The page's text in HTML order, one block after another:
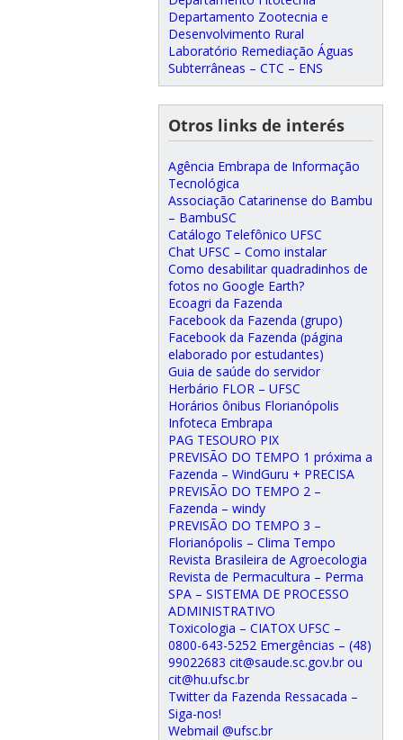
Departamento Zootecnia e
Desenvolvimento Rural
Laboratório Remediação Águas
Subterrâneas – CTC – ENS
Otros links de interés
Agência Embrapa de Informação
Tecnológica
Associação Catarinense do Bambu
– BambuSC
Catálogo Telefônico UFSC
Chat UFSC – Como instalar
Como desabilitar quadradinhos de
fotos no Google Earth?
Ecoagri da Fazenda
Facebook da Fazenda (grupo)
Facebook da Fazenda (página
elaborado por estudantes)
Guia de saúde do servidor
Herbário FLOR – UFSC
Horários ônibus Florianópolis
Infoteca Embrapa
PAG TESOURO PIX
PREVISÃO DO TEMPO 1 próxima a
Fazenda – WindGuru + PRECISA
PREVISÃO DO TEMPO 2 –
Fazenda – windy
PREVISÃO DO TEMPO 3 –
Florianópolis – Clima Tempo
Revista Brasileira de Agroecologia
Revista de Permacultura – Perma
SPA – SISTEMA DE PROCESSO
ADMINISTRATIVO
Toxicologia – CIATOX UFSC –
0800-643-5252 Emergências – (48)
99022683 cit@saude.sc.gov.br ou
cit@hu.ufsc.br
Twitter da Fazenda Ressacada –
Siga-nos!
Webmail @ufsc.br